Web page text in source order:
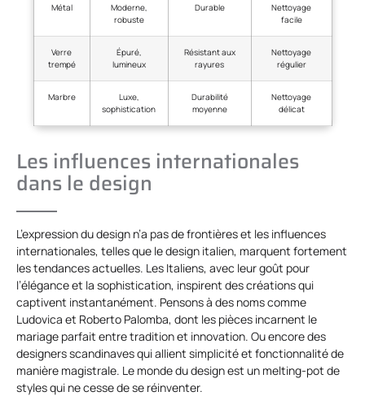
Métal
Moderne,
robuste
Durable
Nettoyage
facile
Verre
trempé
Épuré,
lumineux
Résistant aux
rayures
Nettoyage
régulier
Marbre
Luxe,
sophistication
Durabilité
moyenne
Nettoyage
délicat
Les influences internationales
dans le design
L’expression du design n’a pas de frontières et les influences
internationales, telles que le design italien, marquent fortement
les tendances actuelles. Les Italiens, avec leur goût pour
l’élégance et la sophistication, inspirent des créations qui
captivent instantanément. Pensons à des noms comme
Ludovica et Roberto Palomba, dont les pièces incarnent le
mariage parfait entre tradition et innovation. Ou encore des
designers scandinaves qui allient simplicité et fonctionnalité de
manière magistrale. Le monde du design est un melting-pot de
styles qui ne cesse de se réinventer.